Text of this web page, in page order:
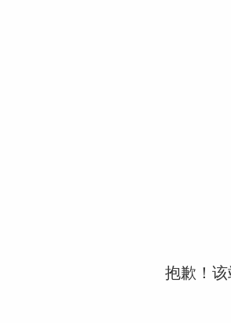
抱歉！